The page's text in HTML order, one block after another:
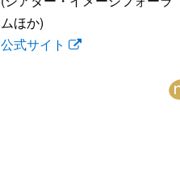
ムほか)
公式サイト